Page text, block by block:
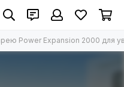
Power Expansion 2000 для